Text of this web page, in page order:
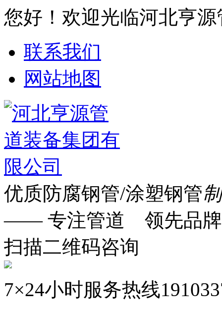
您好！欢迎光临河北亨
联系我们
网站地图
优质防腐钢管/涂塑钢管
—— 专注管道 领先品
扫描二维码咨询
7×24小时服务热线